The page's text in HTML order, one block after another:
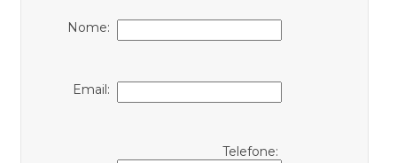
Nome:
Email:
Telefone: